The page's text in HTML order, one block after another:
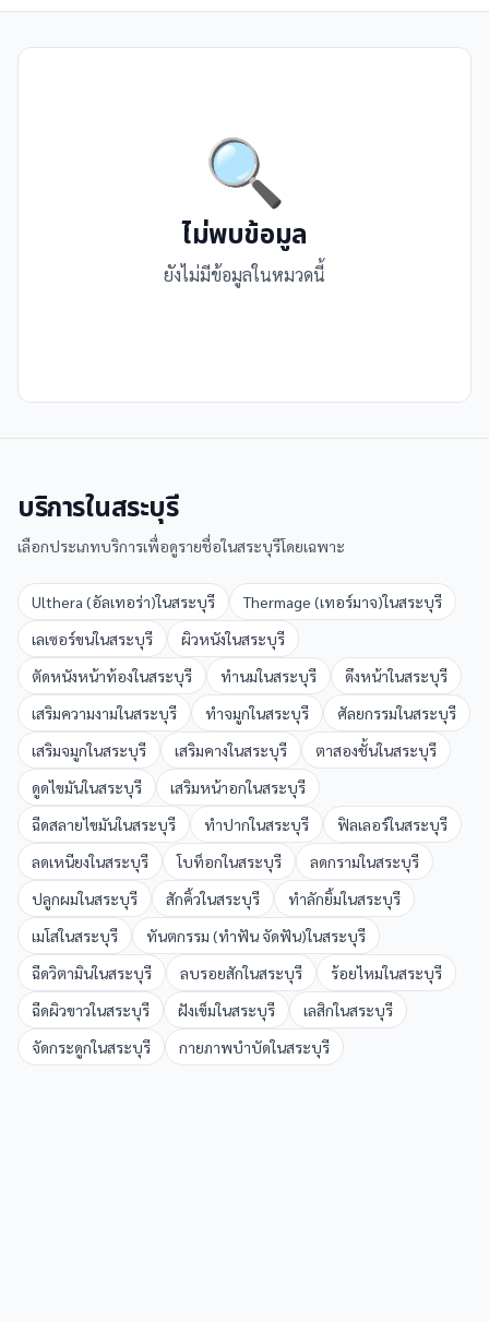
🔍
ไม่พบข้อมูล
ยังไม่มีข้อมูลในหมวดนี้
บริการในสระบุรี
เลือกประเภทบริการเพื่อดูรายชื่อในสระบุรีโดยเฉพาะ
Ulthera (อัลเทอร่า)ในสระบุรี Thermage (เทอร์มาจ)ในสระบุรี
เลเซอร์ขนในสระบุรี ผิวหนังในสระบุรี
ตัดหนังหน้าท้องในสระบุรี ทำนมในสระบุรี ดึงหน้าในสระบุรี
เสริมความงามในสระบุรี ทำจมูกในสระบุรี ศัลยกรรมในสระบุรี
เสริมจมูกในสระบุรี เสริมคางในสระบุรี ตาสองชั้นในสระบุรี
ดูดไขมันในสระบุรี เสริมหน้าอกในสระบุรี
ฉีดสลายไขมันในสระบุรี ทำปากในสระบุรี ฟิลเลอร์ในสระบุรี
ลดเหนียงในสระบุรี โบท็อกในสระบุรี ลดกรามในสระบุรี
ปลูกผมในสระบุรี สักคิ้วในสระบุรี ทำลักยิ้มในสระบุรี
เมโสในสระบุรี ทันตกรรม (ทำฟัน จัดฟัน)ในสระบุรี
ฉีดวิตามินในสระบุรี ลบรอยสักในสระบุรี ร้อยไหมในสระบุรี
ฉีดผิวขาวในสระบุรี ฝังเข็มในสระบุรี เลสิกในสระบุรี
จัดกระดูกในสระบุรี กายภาพบำบัดในสระบุรี